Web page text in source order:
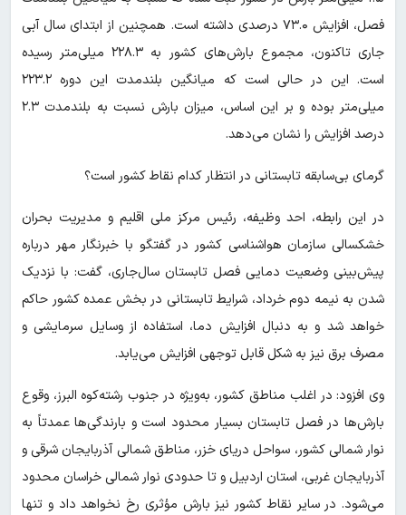
فصل، افزایش ۷۳.۰ درصدی داشته است. همچنین از ابتدای سال آبی
جاری تاکنون، مجموع بارش‌های کشور به ۲۲۸.۳ میلی‌متر رسیده
است. این در حالی است که میانگین بلندمدت این دوره ۲۲۳.۲
میلی‌متر بوده و بر این اساس، میزان بارش نسبت به بلندمدت ۲.۳
درصد افزایش را نشان می‌دهد.
گرمای بی‌سابقه تابستانی در انتظار کدام نقاط کشور است؟
در این رابطه، احد وظیفه، رئیس مرکز ملی اقلیم و مدیریت بحران
خشکسالی سازمان هواشناسی کشور در گفتگو با خبرنگار مهر درباره
پیش‌بینی وضعیت دمایی فصل تابستان سال‌جاری، گفت: با نزدیک
شدن به نیمه دوم خرداد، شرایط تابستانی در بخش عمده کشور حاکم
خواهد شد و به دنبال افزایش دما، استفاده از وسایل سرمایشی و
مصرف برق نیز به شکل قابل توجهی افزایش می‌یابد.
وی افزود: در اغلب مناطق کشور، به‌ویژه در جنوب رشته‌کوه البرز، وقوع
بارش‌ها در فصل تابستان بسیار محدود است و بارندگی‌ها عمدتاً به
نوار شمالی کشور، سواحل دریای خزر، مناطق شمالی آذربایجان شرقی و
آذربایجان غربی، استان اردبیل و تا حدودی نوار شمالی خراسان محدود
می‌شود. در سایر نقاط کشور نیز بارش مؤثری رخ نخواهد داد و تنها